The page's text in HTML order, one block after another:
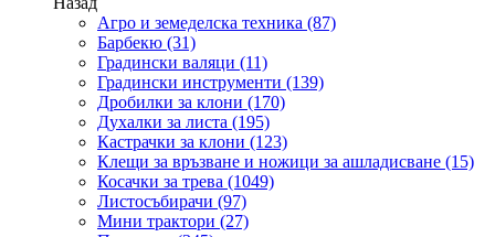
Агро и земеделска техника (87)
Барбекю (31)
Градински валяци (11)
Градински инструменти (139)
Дробилки за клони (170)
Духалки за листа (195)
Кастрачки за клони (123)
Клещи за връзване и ножици за ашладисване (15)
Косачки за трева (1049)
Листосъбирачи (97)
Мини трактори (27)